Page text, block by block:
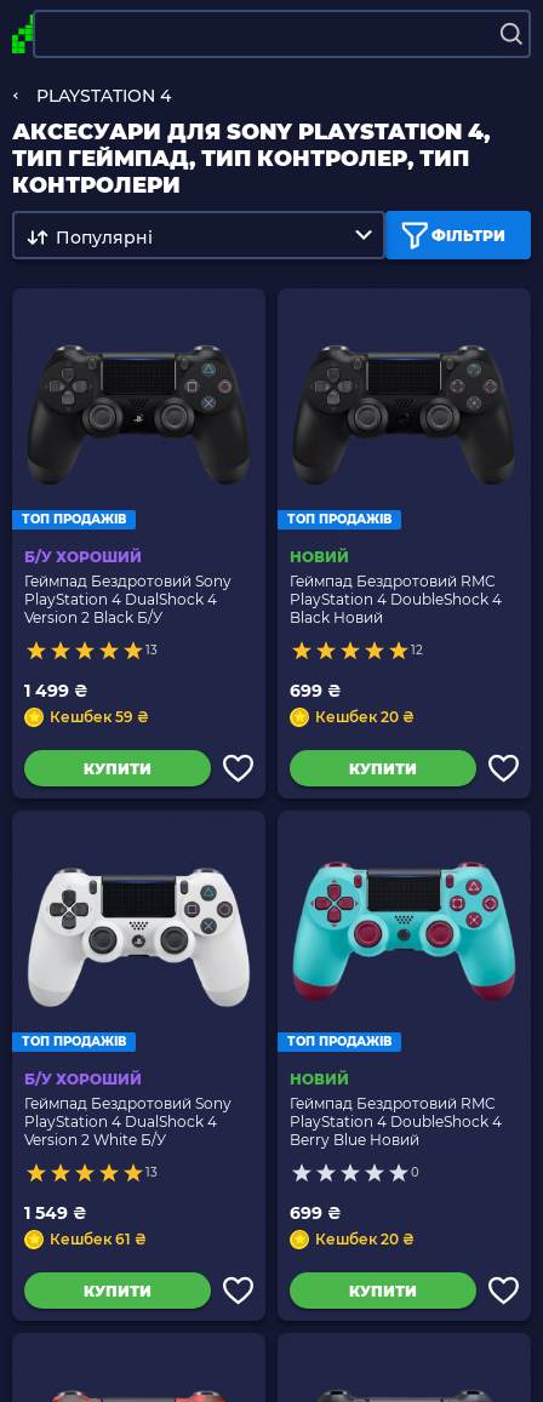
PLAYSTATION 4
АКСЕСУАРИ ДЛЯ SONY PLAYSTATION 4,
ТИП ГЕЙМПАД, ТИП КОНТРОЛЕР, ТИП
КОНТРОЛЕРИ
ФІЛЬТРИ
Популярні
ТОП ПРОДАЖІВ
Б/У ХОРОШИЙ
Геймпад Бездротовий Sony
PlayStation 4 DualShock 4
Version 2 Black Б/У
13
1 499 ₴
Кешбек 59 ₴
КУПИТИ
ТОП ПРОДАЖІВ
НОВИЙ
Геймпад Бездротовий RMC
PlayStation 4 DoubleShock 4
Black Новий
12
699 ₴
Кешбек 20 ₴
КУПИТИ
ТОП ПРОДАЖІВ
Б/У ХОРОШИЙ
Геймпад Бездротовий Sony
PlayStation 4 DualShock 4
Version 2 White Б/У
13
1 549 ₴
Кешбек 61 ₴
КУПИТИ
ТОП ПРОДАЖІВ
НОВИЙ
Геймпад Бездротовий RMC
PlayStation 4 DoubleShock 4
Berry Blue Новий
0
699 ₴
Кешбек 20 ₴
КУПИТИ